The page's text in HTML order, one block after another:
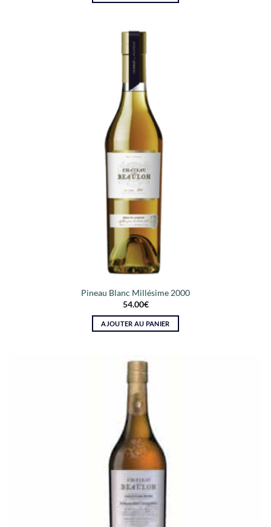
Pineau Blanc Millésime 2000
54.00€
AJOUTER AU PANIER